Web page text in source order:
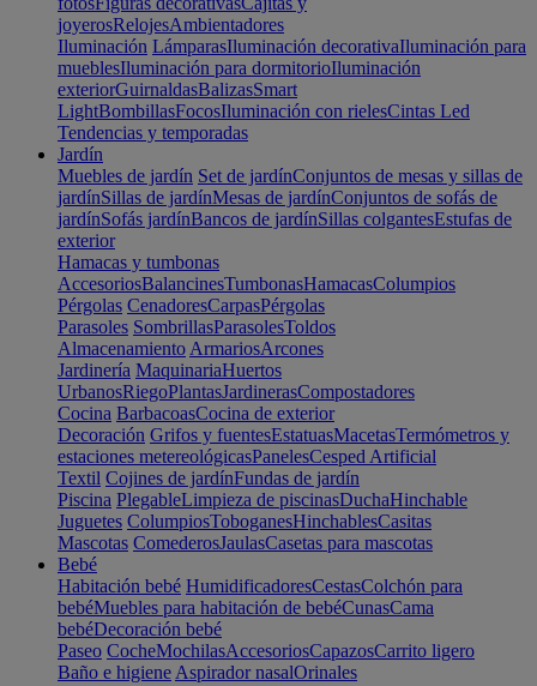
joyerosRelojesAmbientadores
Iluminación LámparasIluminación decorativaIluminación para
mueblesIluminación para dormitorioIluminación
exteriorGuirnaldasBalizasSmart
LightBombillasFocosIluminación con rielesCintas Led
Tendencias y temporadas
Jardín
Muebles de jardín Set de jardínConjuntos de mesas y sillas de
jardínSillas de jardínMesas de jardínConjuntos de sofás de
jardínSofás jardínBancos de jardínSillas colgantesEstufas de
exterior
Hamacas y tumbonas
AccesoriosBalancinesTumbonasHamacasColumpios
Pérgolas CenadoresCarpasPérgolas
Parasoles SombrillasParasolesToldos
Almacenamiento ArmariosArcones
Jardinería MaquinariaHuertos
UrbanosRiegoPlantasJardinerasCompostadores
Cocina BarbacoasCocina de exterior
Decoración Grifos y fuentesEstatuasMacetasTermómetros y
estaciones metereológicasPanelesCesped Artificial
Textil Cojines de jardínFundas de jardín
Piscina PlegableLimpieza de piscinasDuchaHinchable
Juguetes ColumpiosToboganesHinchablesCasitas
Mascotas ComederosJaulasCasetas para mascotas
Bebé
Habitación bebé HumidificadoresCestasColchón para
bebéMuebles para habitación de bebéCunasCama
bebéDecoración bebé
Paseo CocheMochilasAccesoriosCapazosCarrito ligero
Baño e higiene Aspirador nasalOrinales